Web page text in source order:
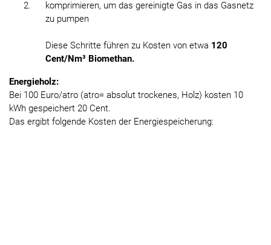
komprimieren, um das gereinigte Gas in das Gasnetz
zu pumpen
Diese Schritte führen zu Kosten von etwa 120
Cent/Nm³ Biomethan.
Energieholz:
Bei 100 Euro/atro (atro= absolut trockenes, Holz) kosten 10
kWh gespeichert 20 Cent.
Das ergibt folgende Kosten der Energiespeicherung: